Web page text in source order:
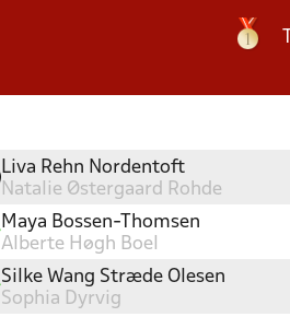
Liva Rehn Nordentoft
Natalie Østergaard Rohde
Maya Bossen-Thomsen
Alberte Høgh Boel
Silke Wang Stræde Olesen
Sophia Dyrvig